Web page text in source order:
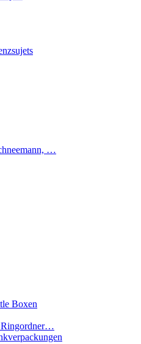
…
Boxen
Ringordner…